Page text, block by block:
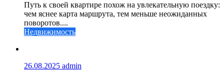
Путь к своей квартире похож на увлекательную поездку:
чем яснее карта маршрута, тем меньше неожиданных
поворотов....
Недвижимость
26.08.2025 admin